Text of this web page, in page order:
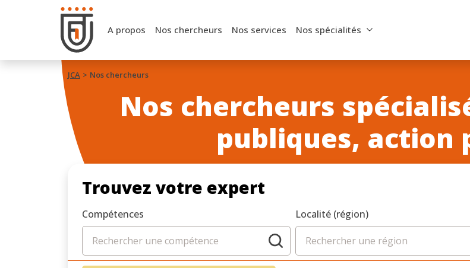
A propos Nos chercheurs Nos services Nos spécialités
JCA Nos chercheurs
Nos chercheurs
publiques, action
Trouvez votre expert
Compétences Localité (région)